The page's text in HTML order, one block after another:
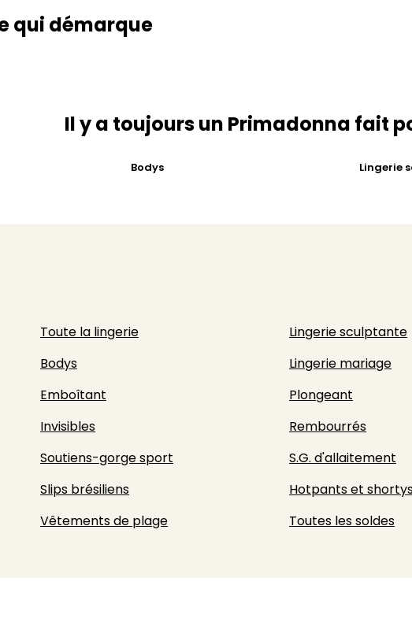
qui démarque
Il y a toujours un Primadonna fait
Bodys Lingerie
Toute la lingerie Lingerie sculptante
Bodys Lingerie mariage
Emboîtant Plongeant
Invisibles Rembourrés
Soutiens-gorge sport S.G. d'allaitement
Slips brésiliens Hotpants et
Vêtements de plage Toutes les soldes